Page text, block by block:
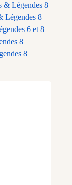
& Légendes 8
Légendes 8
6 et 8
8
8